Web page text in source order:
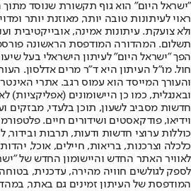
"ישראל היום" הוא גוף תקשורת שנוסד מתוך
ראוי לעיתונות טובה יותר, מאוזנת יותר
ולא צועקת. עיתונות אמינה, אובייקטיבית
הפך "ישראל היום" לעיתון הישראלי בעל
חול. מו"ל העיתון היא ד"ר מרים אדלסון.
והעורך המייסד הוא עמוס רגב. אתרי
חדשות מסביב לשעון, תוכן בלעדי, מבזקים
וידיאו, פודקאסטים ושידורים חיים.
כוללות ערוצי חדשות ודעות, תרבות ובידור,
לאוויר האתר החדש והיישומון החדש של
לספק לגולשים חוויה מהירה, עדכנית,
המודפסת של העיתון זמינים גם באתר,